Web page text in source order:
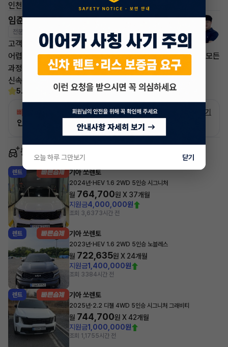
인천
임준영 매니저
전문교육수료 자격인증완료
고객님의 만족이 첫번째 목표입니다.
어렵고 복잡한 리스/렌트 처분 손실은 줄이고 빠른승계 처리로 모든
과정을 안전하고
신속하게 차량 인도까지 책임지도록 하겠습니다.
5.0
빠른승계
인증 차량으로 승계하는 이유?
자세히 보기
동일 차종 이어카
렌트 기아 쏘렌토
2024년· HEV 1.6 2WD 5인승 시그니처
월 764,700원 X 37개월
지원금4,000,000원
조회 3,6373시간 전
렌트 기아 쏘렌토
2023년· HEV 1.6 2WD 5인승 노블레스
월 722,635원 X 24개월
지원금1,400,000원
조회 3384시간 전
렌트 기아 쏘렌토
2025년·2.2 디젤 4WD 5인승 시그니처 그래비티
월 744,700원 X42개월
지원금1,000,000원
조회 1,1755시간 전
오늘 하루 그만보기 닫기